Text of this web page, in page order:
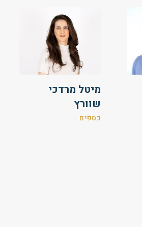
מיטל מרדכי
שוורץ
כספים